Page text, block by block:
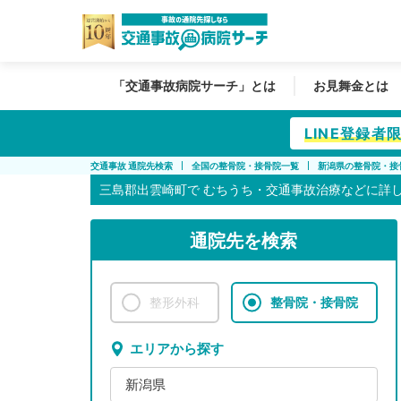
「交通事故病院サーチ」とは お見舞金とは
LINE登録者
交通事故 通院先検索 全国の整骨院・接骨院一覧 新潟県の整骨院・接
三島郡出雲崎町で むちうち・交通事故治療などに詳
通院先を検索
整形外科 整骨院・接骨院
エリアから探す
新潟県